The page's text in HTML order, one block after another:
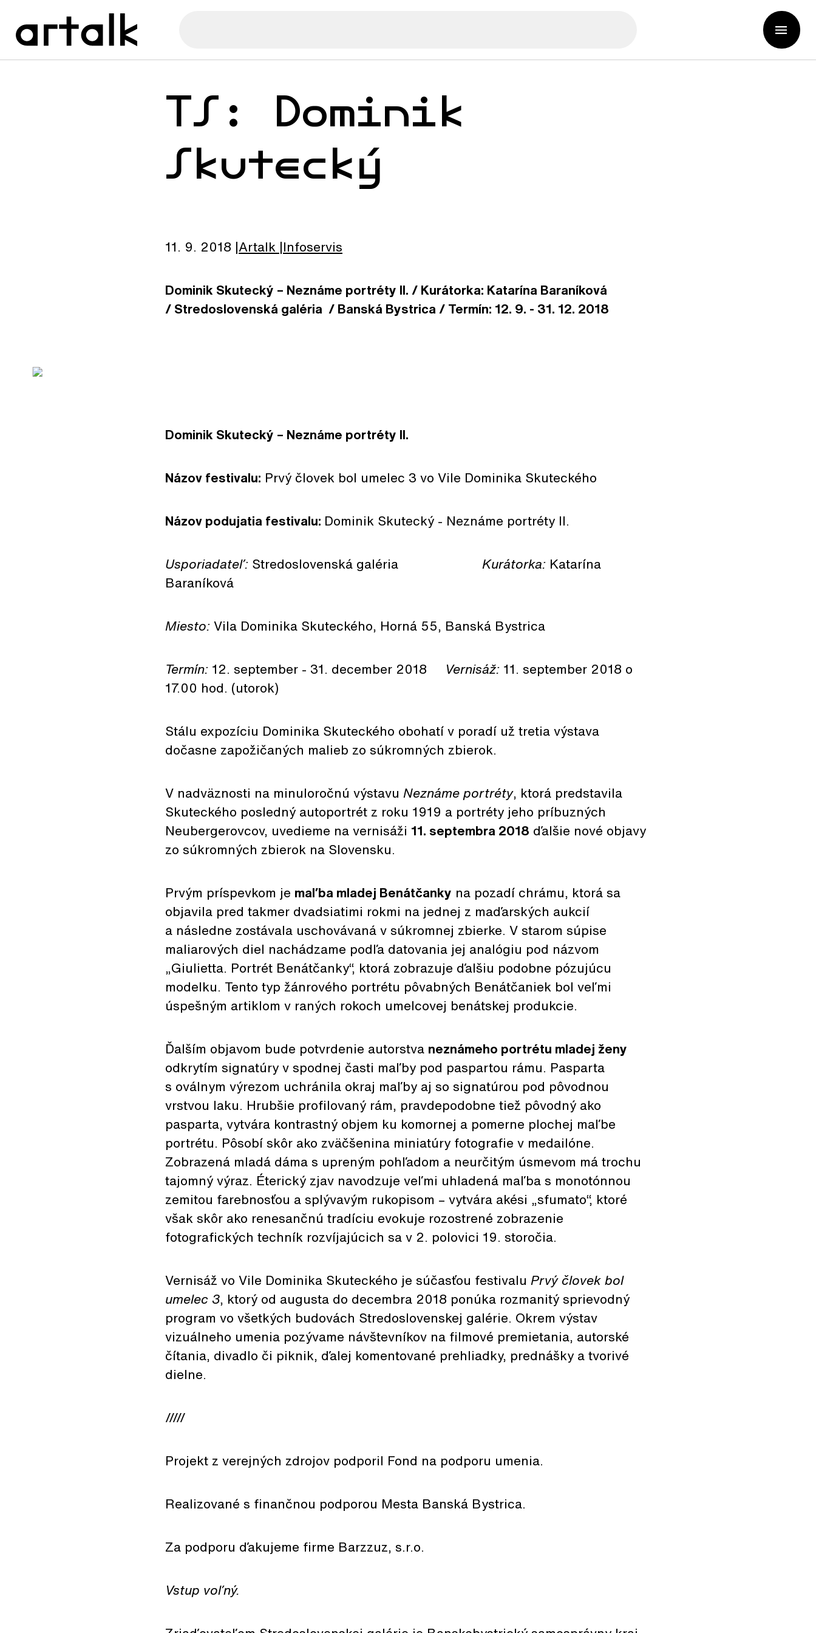
TS: Dominik
Skutecký
11. 9. 2018 Artalk Infoservis
Dominik Skutecký – Neznáme portréty II. / Kurátorka: Katarína Baraníková
/ Stredoslovenská galéria / Banská Bystrica / Termín: 12. 9. - 31. 12. 2018
Dominik Skutecký – Neznáme portréty II.
Názov festivalu: Prvý človek bol umelec 3 vo Vile Dominika Skuteckého
Názov podujatia festivalu: Dominik Skutecký - Neznáme portréty II.
Usporiadateľ: Stredoslovenská galéria Kurátorka: Katarína
Baraníková
Miesto: Vila Dominika Skuteckého, Horná 55, Banská Bystrica
Termín: 12. september - 31. december 2018 Vernisáž: 11. september 2018 o
17.00 hod. (utorok)
Stálu expozíciu Dominika Skuteckého obohatí v poradí už tretia výstava
dočasne zapožičaných malieb zo súkromných zbierok.
V nadväznosti na minuloročnú výstavu Neznáme portréty, ktorá predstavila
Skuteckého posledný autoportrét z roku 1919 a portréty jeho príbuzných
Neubergerovcov, uvedieme na vernisáži 11. septembra 2018 ďalšie nové objavy
zo súkromných zbierok na Slovensku.
Prvým príspevkom je maľba mladej Benátčanky na pozadí chrámu, ktorá sa
objavila pred takmer dvadsiatimi rokmi na jednej z maďarských aukcií
a následne zostávala uschovávaná v súkromnej zbierke. V starom súpise
maliarových diel nachádzame podľa datovania jej analógiu pod názvom
„Giulietta. Portrét Benátčanky“, ktorá zobrazuje ďalšiu podobne pózujúcu
modelku. Tento typ žánrového portrétu pôvabných Benátčaniek bol veľmi
úspešným artiklom v raných rokoch umelcovej benátskej produkcie.
Ďalším objavom bude potvrdenie autorstva neznámeho portrétu mladej ženy
odkrytím signatúry v spodnej časti maľby pod paspartou rámu. Pasparta
s oválnym výrezom uchránila okraj maľby aj so signatúrou pod pôvodnou
vrstvou laku. Hrubšie profilovaný rám, pravdepodobne tiež pôvodný ako
pasparta, vytvára kontrastný objem ku komornej a pomerne plochej maľbe
portrétu. Pôsobí skôr ako zväčšenina miniatúry fotografie v medailóne.
Zobrazená mladá dáma s upreným pohľadom a neurčitým úsmevom má trochu
tajomný výraz. Éterický zjav navodzuje veľmi uhladená maľba s monotónnou
zemitou farebnosťou a splývavým rukopisom – vytvára akési „sfumato“, ktoré
však skôr ako renesančnú tradíciu evokuje rozostrené zobrazenie
fotografických techník rozvíjajúcich sa v 2. polovici 19. storočia.
Vernisáž vo Vile Dominika Skuteckého je súčasťou festivalu Prvý človek bol
umelec 3, ktorý od augusta do decembra 2018 ponúka rozmanitý sprievodný
program vo všetkých budovách Stredoslovenskej galérie. Okrem výstav
vizuálneho umenia pozývame návštevníkov na filmové premietania, autorské
čítania, divadlo či piknik, ďalej komentované prehliadky, prednášky a tvorivé
dielne.
/////
Projekt z verejných zdrojov podporil Fond na podporu umenia.
Realizované s finančnou podporou Mesta Banská Bystrica.
Za podporu ďakujeme firme Barzzuz, s.r.o.
Vstup voľný.